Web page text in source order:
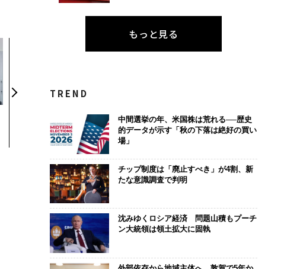
伝統を礎に、未来を再定
来
パシフィックコンサルタ
もっと見る
TREND
中間選挙の年、米国株は荒れる──歴史
的データが示す「秋の下落は絶好の買い
場」
チップ制度は「廃止すべき」が4割、新
たな意識調査で判明
沈みゆくロシア経済 問題山積もプーチ
ン大統領は領土拡大に固執